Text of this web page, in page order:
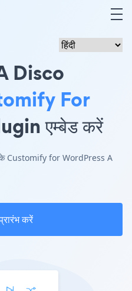
Disco
For
एम्बेड करें
के Customify for WordPress A
करें